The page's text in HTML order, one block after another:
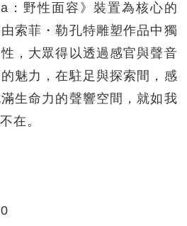
：野性面容》裝置為核心的
索菲・勒孔特雕塑作品中獨
，大眾得以透過感官與聲音
魅力，在駐足與探索間，感
生命力的聲響空間，就如我
在。